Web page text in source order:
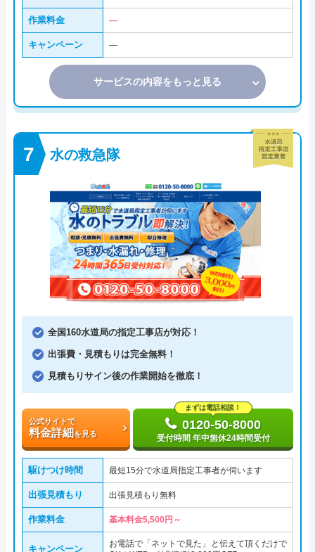
作業料金 ―
キャンペーン ―
サービスの内容をもっと見る
水の救急隊
全国160水道局の指定工事店が対応！
出張費・見積もりは完全無料！
見積もりサイン後の作業開始を徹底！
公式サイトで
料金詳細を見る
まずは電話相談！
0120-50-8000
受付時間 年中無休24時間受付
駆けつけ時間 最短15分で水道局指定工事者が伺います
出張見積もり 出張見積もり無料
作業料金 基本料金5,500円～
キャンペーン
お電話で「ネットで見た」と伝えて頂くだけで